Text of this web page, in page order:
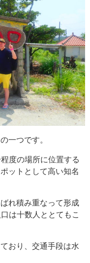
一つです。
度の場所に位置する
ットとして高い知名
れ積み重なって形成
は十数人ととてもこ
おり、交通手段は水